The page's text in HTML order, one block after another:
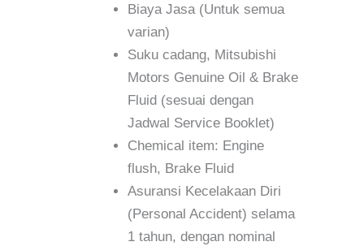
Biaya Jasa (Untuk semua
varian)
Suku cadang, Mitsubishi
Motors Genuine Oil & Brake
Fluid (sesuai dengan
Jadwal Service Booklet)
Chemical item: Engine
flush, Brake Fluid
Asuransi Kecelakaan Diri
(Personal Accident) selama
1 tahun, dengan nominal